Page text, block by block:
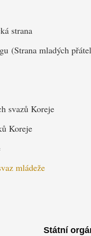
strana
(Strana mladých
svazů Koreje
Koreje
mládeže
Státní